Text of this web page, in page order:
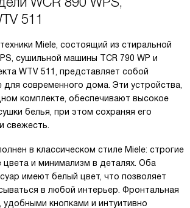
511
Miele, состоящий из стиральной
сушильной машины TCR 790 WP и
WTV 511, представляет собой
современного дома. Эти устройства,
комплекте, обеспечивают высокое
белья, при этом сохраняя его
свежесть.
в классическом стиле Miele: строгие
цвета и минимализм в деталях. Оба
имеют белый цвет, что позволяет
в любой интерьер. Фронтальная
кнопками и интуитивно